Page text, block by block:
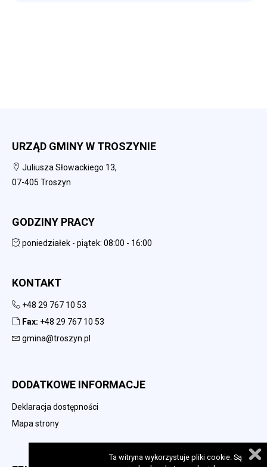
URZĄD GMINY W TROSZYNIE
Juliusza Słowackiego 13,
07-405 Troszyn
GODZINY PRACY
poniedziałek - piątek: 08:00 - 16:00
KONTAKT
+48 29 767 10 53
Fax: +48 29 767 10 53
gmina@troszyn.pl
DODATKOWE INFORMACJE
Deklaracja dostępności
Mapa strony
Ta witryna wykorzystuje pliki cookie. Są